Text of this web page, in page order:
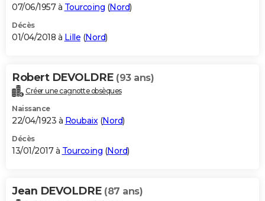
07/06/1957 à Tourcoing (Nord)
Décès
01/04/2018 à Lille (Nord)
Robert DEVOLDRE (93 ans)
Créer une cagnotte obsèques
Naissance
22/04/1923 à Roubaix(Nord)
Décès
13/01/2017 à Tourcoing (Nord)
Jean DEVOLDRE (87 ans)